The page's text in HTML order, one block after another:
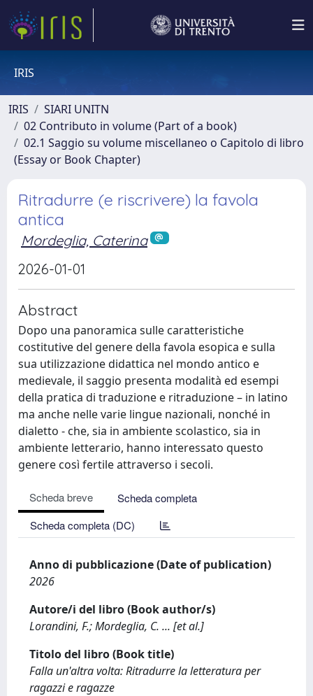
IRIS
IRIS
SIARI UNITN
02 Contributo in volume (Part of a book)
02.1 Saggio su volume miscellaneo o Capitolo di libro
(Essay or Book Chapter)
Ritradurre (e riscrivere) la favola
antica
Mordeglia, Caterina
2026-01-01
Abstract
Dopo una panoramica sulle caratteristiche
costitutive del genere della favola esopica e sulla
sua utilizzazione didattica nel mondo antico e
medievale, il saggio presenta modalità ed esempi
della pratica di traduzione e ritraduzione – in latino
ma anche nelle varie lingue nazionali, nonché in
dialetto - che, sia in ambiente scolastico, sia in
ambiente letterario, hanno interessato questo
genere così fertile attraverso i secoli.
Scheda breve
Scheda completa
Scheda completa (DC)
Anno di pubblicazione (Date of publication)
2026
Autore/i del libro (Book author/s)
Lorandini, F.; Mordeglia, C. ... [et al.]
Titolo del libro (Book title)
Falla un'altra volta: Ritradurre la letteratura per
ragazzi e ragazze